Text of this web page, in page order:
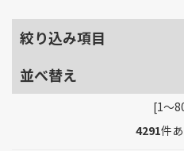
絞り込み項目
並べ替え
[1～
4291件